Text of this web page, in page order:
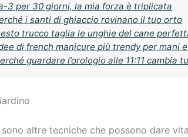
3 per 30 giorni, la mia forza è triplicata
i santi di ghiaccio rovinano il tuo orto
trucco taglia le unghie del cane
di french manicure più trendy per mani
guardare l’orologio alle 11:11 cambia
altre tecniche che possono dare